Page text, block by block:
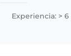
niños en edad
encanta leer
manualidades
Experiencia: > 6